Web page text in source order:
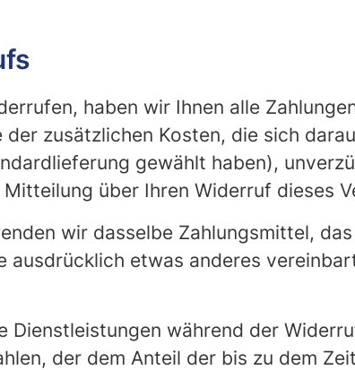
haben wir Ihnen alle
zusätzlichen Kosten, die sich
gewählt haben),
über Ihren Widerruf dieses
wir dasselbe Zahlungsmittel,
ausdrücklich etwas anderes
Dienstleistungen während der
der dem Anteil der bis zu dem